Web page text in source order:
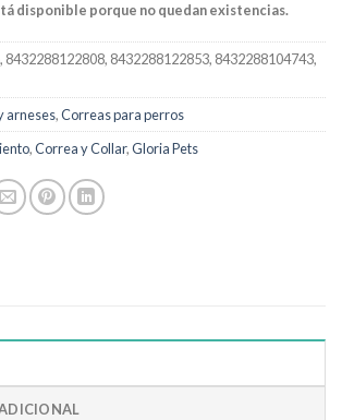
disponible porque no quedan existencias.
8432288122808, 8432288122853, 8432288104743,
arneses,Correas para perros
,Correa y Collar,Gloria Pets